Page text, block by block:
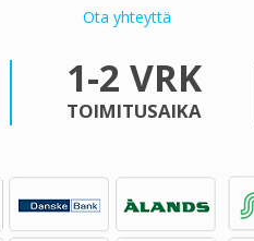
Ota yhteyttä
1-2 VRK
TOIMITUSAIKA